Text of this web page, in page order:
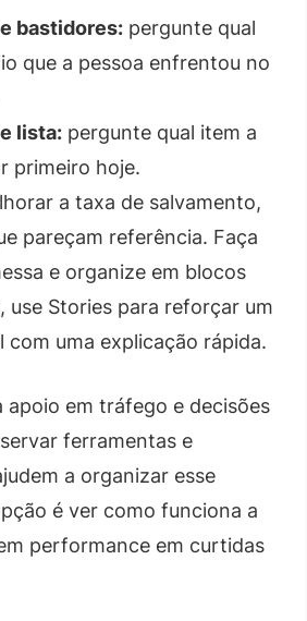
bastidores: pergunte qual
que a pessoa enfrentou no
lista: pergunte qual item a
primeiro hoje.
a taxa de salvamento,
pareçam referência. Faça
e organize em blocos
use Stories para reforçar um
com uma explicação rápida.
apoio em tráfego e decisões
ferramentas e
a organizar esse
é ver como funciona a
performance em curtidas